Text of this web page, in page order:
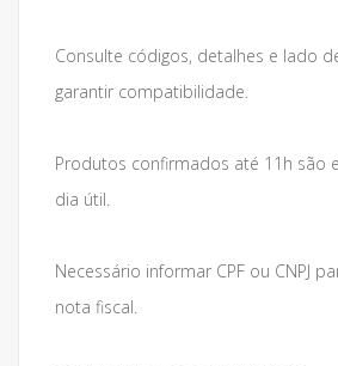
Consulte códigos, detalhes e lado
garantir compatibilidade.
Produtos confirmados até 11h são
dia útil.
Necessário informar CPF ou CNPJ
nota fiscal.